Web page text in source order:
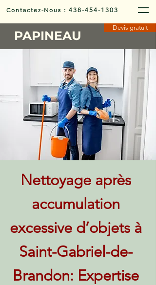
Contactez-Nous :438-454-1303
PAPINEAU
Devis gratuit
Nettoyage après
accumulation
excessive d’objets à
Saint-Gabriel-de-
Brandon: Expertise